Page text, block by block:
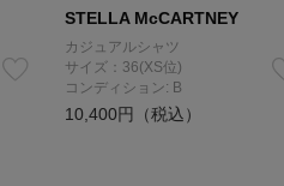
STELLA McCARTNEY
カジュアルシャツ
サイズ：36(XS位)
コンディション: B
10,400円（税込）